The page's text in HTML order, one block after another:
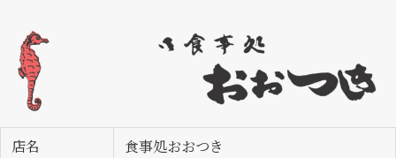
店名
食事処おおつき